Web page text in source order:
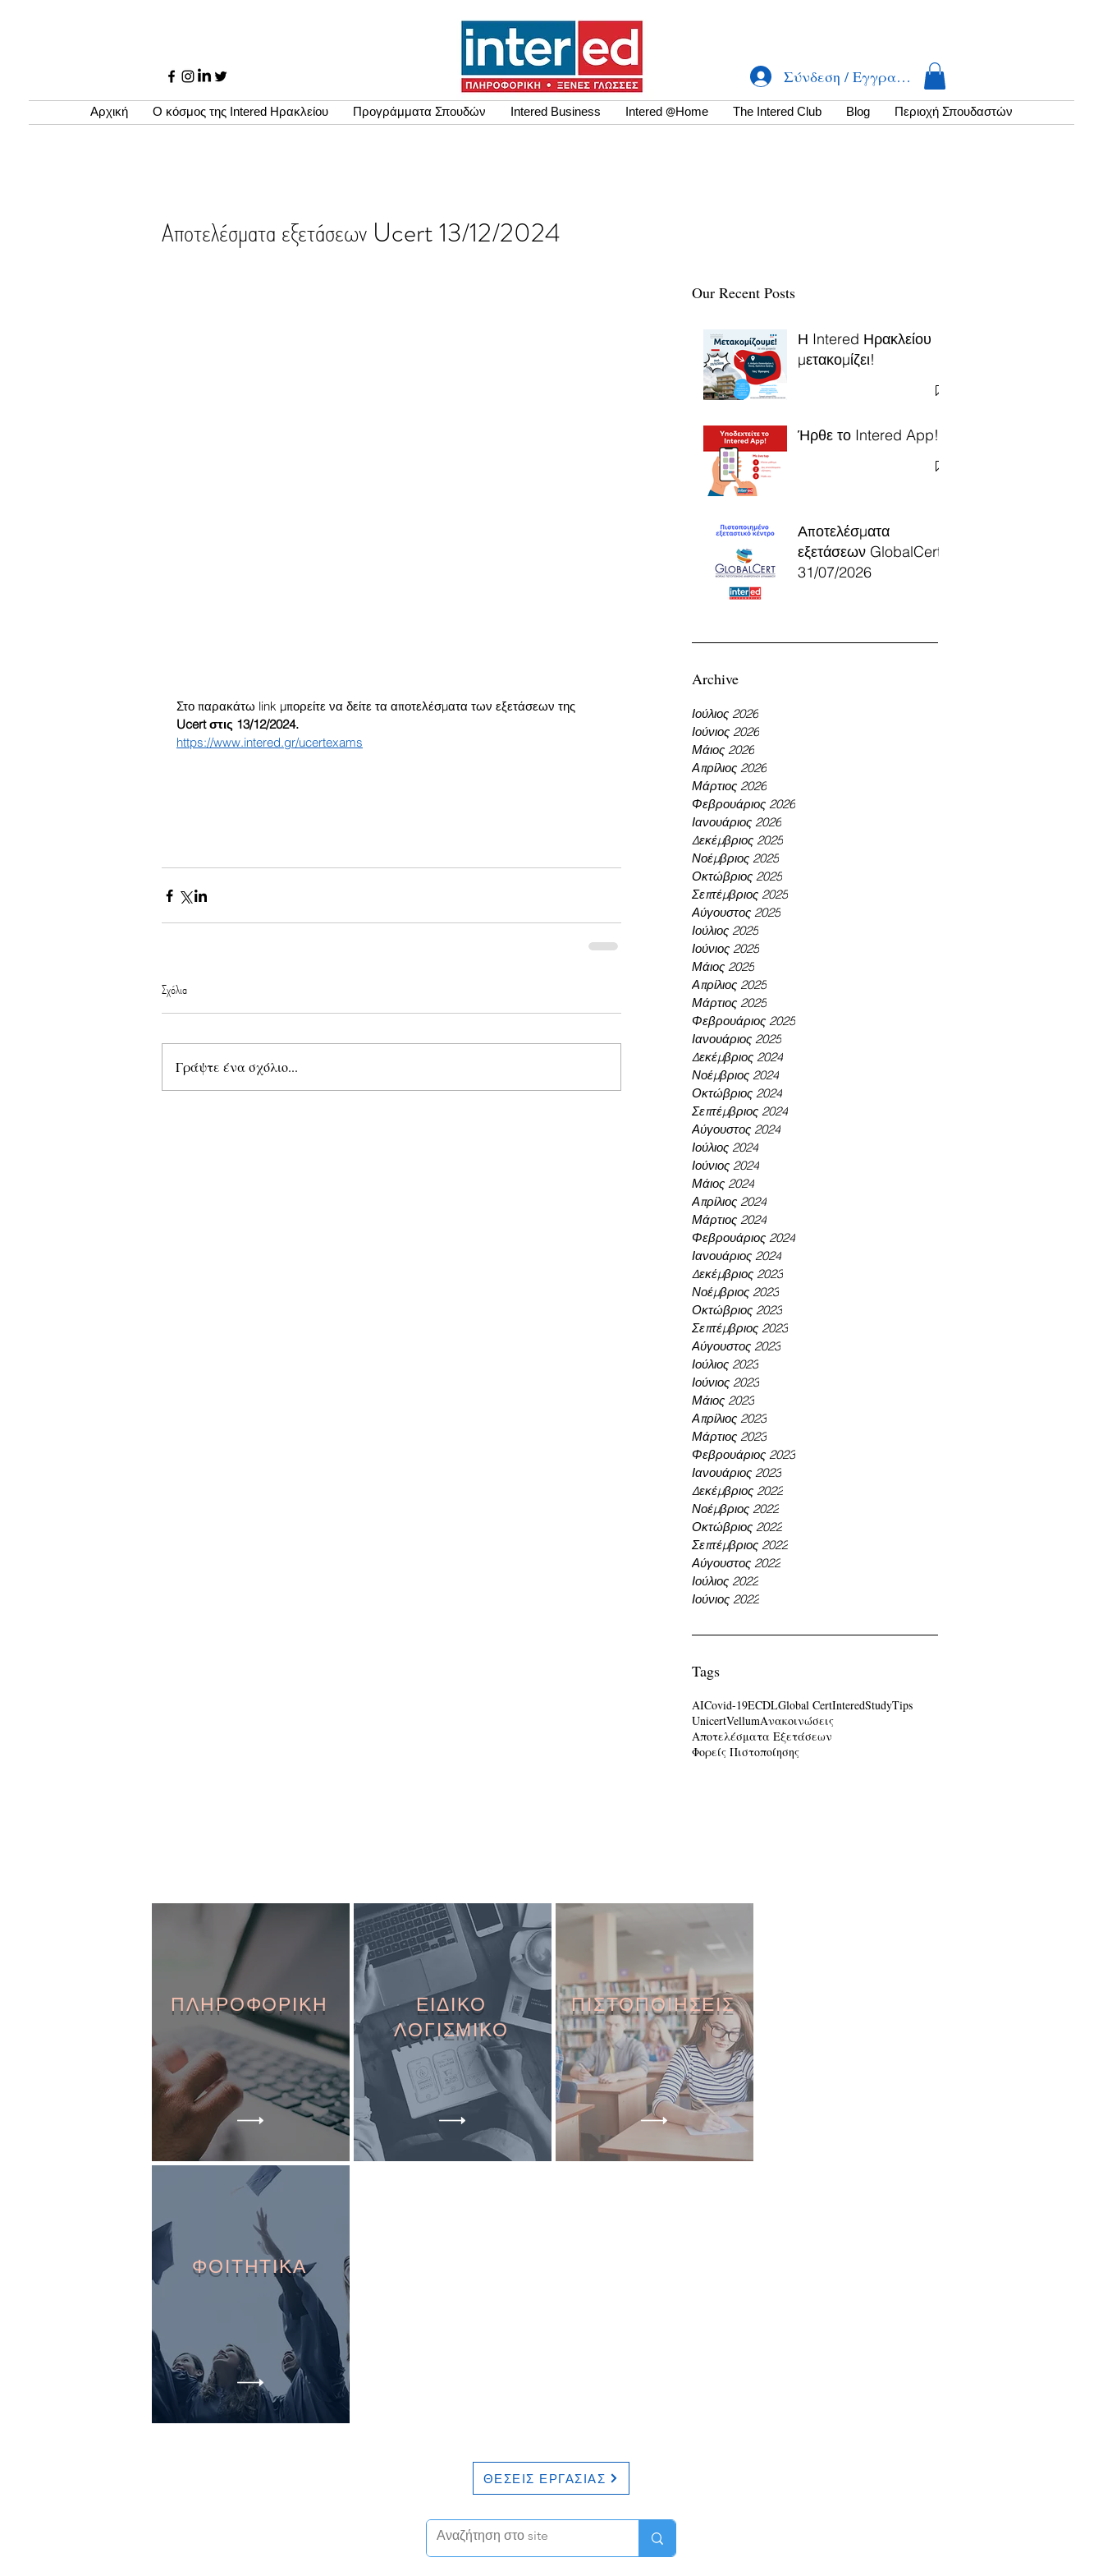
Σύνδεση / Εγγραφή
Αρχική Ο κόσμος της Intered Ηρακλείου Προγράμματα Σπουδών Intered Business Intered @Home The Intered Club Βlog Περιοχή Σπουδαστών
Our Recent Posts
Η Intered Ηρακλείου
μετακομίζει!
Ήρθε το Intered App!
Αποτελέσματα
εξετάσεων GlobalCert
31/07/2026
Archive
Ιούλιος 2026
Ιούνιος 2026
Μάιος 2026
Απρίλιος 2026
Μάρτιος 2026
Φεβρουάριος 2026
Ιανουάριος 2026
Δεκέμβριος 2025
Νοέμβριος 2025
Οκτώβριος 2025
Σεπτέμβριος 2025
Αύγουστος 2025
Ιούλιος 2025
Ιούνιος 2025
Μάιος 2025
Απρίλιος 2025
Μάρτιος 2025
Φεβρουάριος 2025
Ιανουάριος 2025
Δεκέμβριος 2024
Νοέμβριος 2024
Οκτώβριος 2024
Σεπτέμβριος 2024
Αύγουστος 2024
Ιούλιος 2024
Ιούνιος 2024
Μάιος 2024
Απρίλιος 2024
Μάρτιος 2024
Φεβρουάριος 2024
Ιανουάριος 2024
Δεκέμβριος 2023
Νοέμβριος 2023
Οκτώβριος 2023
Σεπτέμβριος 2023
Αύγουστος 2023
Ιούλιος 2023
Ιούνιος 2023
Μάιος 2023
Απρίλιος 2023
Μάρτιος 2023
Φεβρουάριος 2023
Ιανουάριος 2023
Δεκέμβριος 2022
Νοέμβριος 2022
Οκτώβριος 2022
Σεπτέμβριος 2022
Αύγουστος 2022
Ιούλιος 2022
Ιούνιος 2022
Tags
AICovid-19ECDLGlobal CertInteredStudyTips
UnicertVellumΑνακοινώσεις
Αποτελέσματα Εξετάσεων
Φορείς Πιστοποίησης
Αποτελέσματα εξετάσεων Ucert 13/12/2024
Στο παρακάτω link μπορείτε να δείτε τα αποτελέσματα των εξετάσεων της
Ucert στις 13/12/2024.
https://www.intered.gr/ucertexams
Σχόλια
Γράψτε ένα σχόλιο...
ΠΛΗΡΟΦΟΡΙΚΗ
ΕΙΔΙΚΟ
ΛΟΓΙΣΜΙΚΟ
ΠΙΣΤΟΠΟΙΗΣΕΙΣ
ΦΟΙΤΗΤΙΚΑ
ΘΕΣΕΙΣ ΕΡΓΑΣΙΑΣ